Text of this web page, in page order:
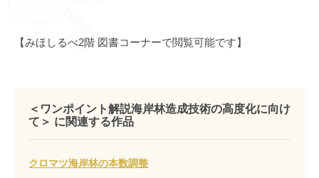
【みほしるべ2階 図書コーナーで閲覧可能です】
＜ワンポイント解説海岸林造成技術の高度化に向け
て＞ に関連する作品
クロマツ海岸林の本数調整